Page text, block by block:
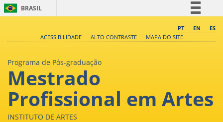
BRASIL
Comunica BR
Canais
PT EN
ES
ACESSIBILIDADE
ALTO CONTRASTE MAPA DO SITE
Programa de Pós-graduação
Mestrado
Profissional em Artes
INSTITUTO DE ARTES